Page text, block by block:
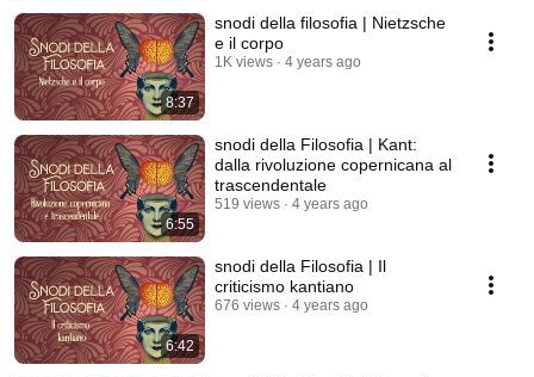
8:37
snodi della filosofia | Nietzsche
e il corpo
1K views 4 years ago
6:55
snodi della Filosofia | Kant:
dalla rivoluzione copernicana al
trascendentale
519 views 4 years ago
6:42
snodi della Filosofia | Il
criticismo kantiano
676 views 4 years ago